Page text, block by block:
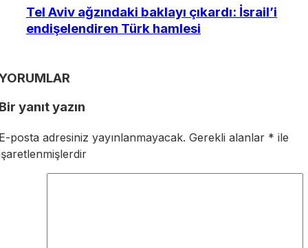
Tel Aviv ağzındaki baklayı çıkardı: İsrail’i
endişelendiren Türk hamlesi
yanıt yazın
posta adresiniz yayınlanmayacak. Gerekli alanlar * ile